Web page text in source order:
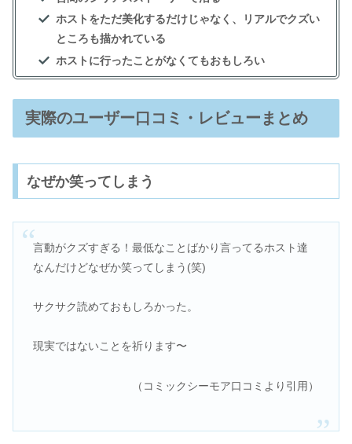
ホストをただ美化するだけじゃなく、リアルでクズい
ところも描かれている
ホストに行ったことがなくてもおもしろい
実際のユーザー口コミ・レビューまとめ
なぜか笑ってしまう
言動がクズすぎる！最低なことばかり言ってるホスト達
なんだけどなぜか笑ってしまう(笑)
サクサク読めておもしろかった。
現実ではないことを祈ります〜
（コミックシーモア口コミより引用）